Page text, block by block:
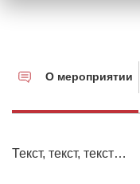
О мероприятии
Текст, текст, текст…